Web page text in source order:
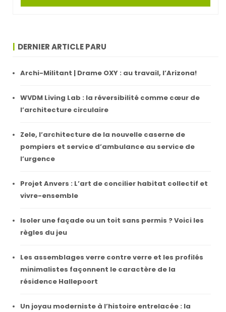
DERNIER ARTICLE PARU
Archi-Militant | Drame OXY : au travail, l’Arizona!
WVDM Living Lab : la réversibilité comme cœur de
l’architecture circulaire
Zele, l’architecture de la nouvelle caserne de
pompiers et service d’ambulance au service de
l’urgence
Projet Anvers : L’art de concilier habitat collectif et
vivre-ensemble
Isoler une façade ou un toit sans permis ? Voici les
règles du jeu
Les assemblages verre contre verre et les profilés
minimalistes façonnent le caractère de la
résidence Hallepoort
Un joyau moderniste à l’histoire entrelacée : la